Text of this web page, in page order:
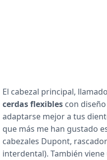
El cabezal principal,
cerdas flexibles con
adaptarse mejor a tus
que más me han gustado
cabezales Dupont,
interdental). También viene